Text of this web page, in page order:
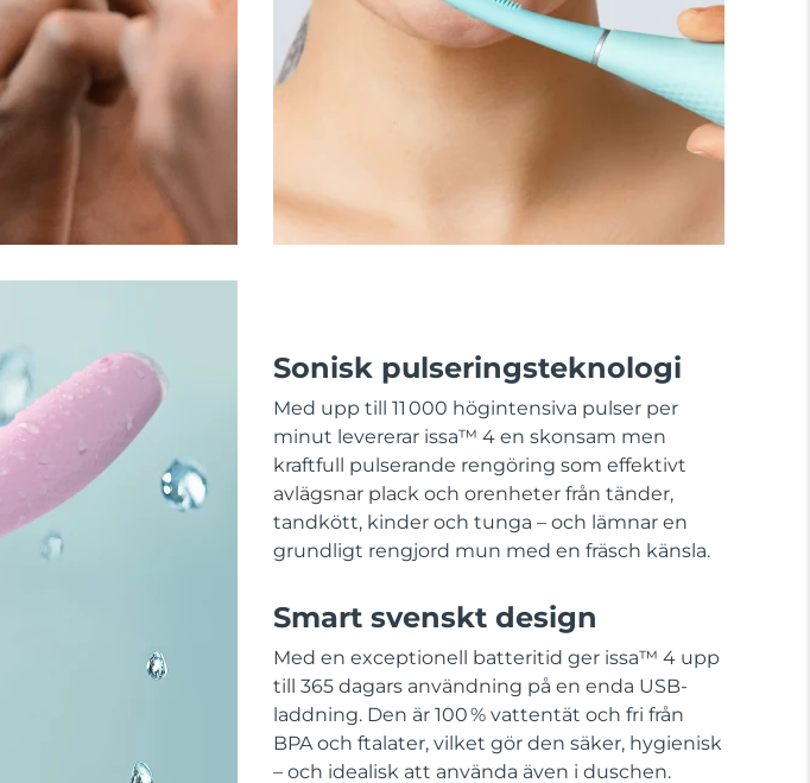
Sonisk pulseringsteknologi
Med upp till 11 000 högintensiva pulser per
minut levererar issa™ 4 en skonsam men
kraftfull pulserande rengöring som effektivt
avlägsnar plack och orenheter från tänder,
tandkött, kinder och tunga – och lämnar en
grundligt rengjord mun med en fräsch känsla.
Smart svenskt design
Med en exceptionell batteritid ger issa™ 4 upp
till 365 dagars användning på en enda USB-
laddning. Den är 100 % vattentät och fri från
BPA och ftalater, vilket gör den säker, hygienisk
– och idealisk att använda även i duschen.